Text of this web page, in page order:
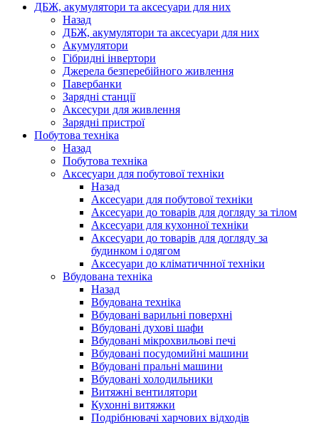
ДБЖ, акумулятори та аксесуари для них
Назад
ДБЖ, акумулятори та аксесуари для них
Акумулятори
Гібридні інвертори
Джерела безперебійного живлення
Павербанки
Зарядні станції
Аксесури для живлення
Зарядні пристрої
Побутова техніка
Назад
Побутова техніка
Аксесуари для побутової техніки
Назад
Аксесуари для побутової техніки
Аксесуари до товарів для догляду за тілом
Аксесуари для кухонної техніки
Аксесуари до товарів для догляду за
будинком і одягом
Аксесуари до кліматичнної техніки
Вбудована техніка
Назад
Вбудована техніка
Вбудовані варильні поверхні
Вбудовані духові шафи
Вбудовані мікрохвильові печі
Вбудовані посудомийні машини
Вбудовані пральні машини
Вбудовані холодильники
Витяжні вентилятори
Кухонні витяжки
Подрібнювачі харчових відходів